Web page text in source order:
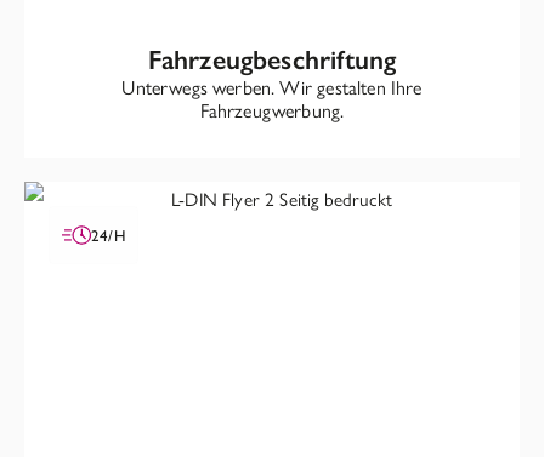
Fahrzeug­beschriftung
Unterwegs werben. Wir gestalten Ihre
Fahrzeugwerbung.
24/H